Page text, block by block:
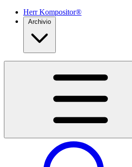
Herr Kompositor®
Archivio